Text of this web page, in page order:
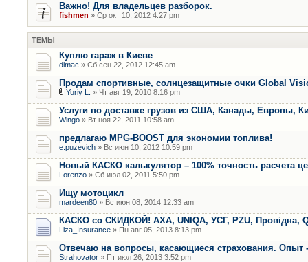
Важно! Для владельцев разборок.
fishmen » Ср окт 10, 2012 4:27 pm
ТЕМЫ
Куплю гараж в Киеве
dimac » Сб сен 22, 2012 12:45 am
Продам спортивные, солнцезащитные очки Global
Yuriy L. » Чт авг 19, 2010 8:16 pm
Услуги по доставке грузов из США, Канады, Европы,
Wingo » Вт ноя 22, 2011 10:58 am
предлагаю MPG-BOOST для экономии топлива!
e.puzevich » Вс июн 10, 2012 10:59 pm
Новый КАСКО калькулятор – 100% точность расчета
Lorenzo » Сб июл 02, 2011 5:50 pm
Ищу мотоцикл
mardeen80 » Вс июн 08, 2014 12:33 am
КАСКО со СКИДКОЙ! AXA, UNIQA, УСГ, PZU, Провідна,
Liza_Insurance » Пн авг 05, 2013 8:13 pm
Отвечаю на вопросы, касающиеся страхования. Опыт
Strahovator » Пт июл 26, 2013 3:52 pm